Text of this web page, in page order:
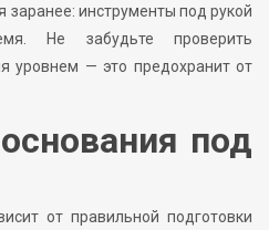
заранее: инструменты под рукой
Не забудьте проверить
уровнем — это предохранит от
под
от правильной подготовки